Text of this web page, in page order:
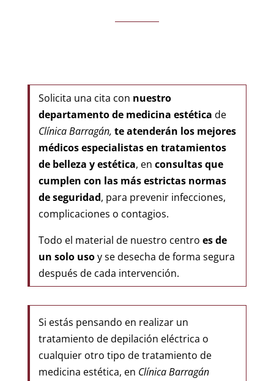
Solicita una cita con nuestro
departamento de medicina estética de
Clínica Barragán, te atenderán los mejores
médicos especialistas en tratamientos
de belleza y estética, enconsultas que
cumplen con las más estrictas normas
de seguridad, para prevenir infecciones,
complicaciones o contagios.
Todo el material de nuestro centroes de
un solo usoy se desecha de forma segura
después de cada intervención.
Si estás pensando en realizar un
tratamiento de depilación eléctrica o
cualquier otro tipo de tratamiento de
medicina estética, en Clínica Barragán